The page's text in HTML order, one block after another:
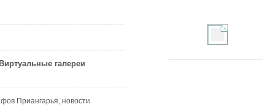
галереи
Приангарья, новости